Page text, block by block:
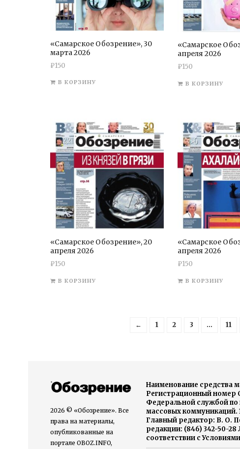
«Самарское Обозрение», 30
марта 2026
₽150
В КОРЗИНУ
«Самарское
апреля 2026
₽150
В КОРЗИНУ
«Самарское Обозрение», 20
апреля 2026
₽150
В КОРЗИНУ
«Самарское
апреля 2026
₽150
В КОРЗИНУ
← 1 2 3 … 11
2026 © «Обозрение». Все
права на материалы,
опубликованные на
портале OBOZ.INFO,
Наименование средства
Регистрационный номер
Федеральной службой
массовых
Главный редактор: В. О.
редакции: (846) 342-50-
соответствии с